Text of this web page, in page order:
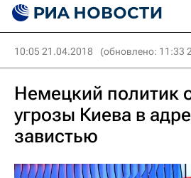
10:05 21.04.2018 (обновлено: 11:33
Немецкий политик
угрозы Киева в
завистью